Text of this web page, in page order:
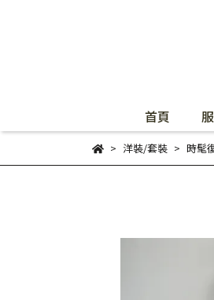
首頁
洋裝/套裝 時髦